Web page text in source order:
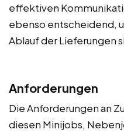
effektiven
ebenso entscheidend,
Ablauf der Lieferungen
Anforderungen
Die Anforderungen an
diesen Minijobs,